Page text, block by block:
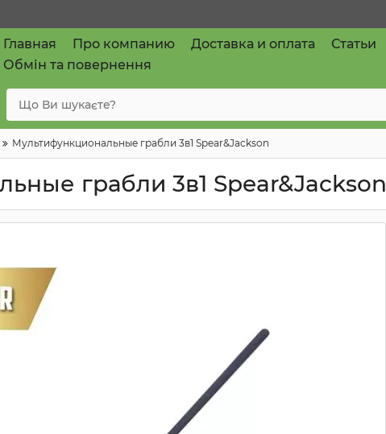
Главная Про компанию Доставка и оплата Статьи
Обмін та повернення
Мультифункциональные грабли 3в1 Spear&Jackson
грабли 3в1 Spear&Jackson